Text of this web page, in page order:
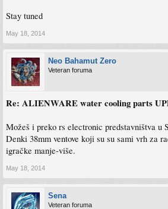
Stay tuned
May 18, 2014
Neo Bahamut Zero
Veteran foruma
Re: ALIENWARE water cooling parts
Možeš i preko rs electronic predstavništva u
Denki 38mm ventove koji su su sami vrh za
igračke manje-više.
May 18, 2014
Sena
Veteran foruma